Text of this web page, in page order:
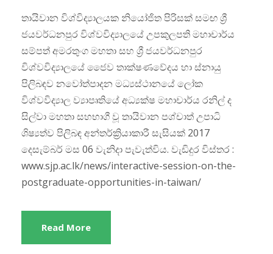
තායිවාන විශ්විද්‍යාලයක නියෝජිත පිරිසක් සමඟ ශ්‍රී
ජයවර්ධනපුර විශ්වවිද්‍යාලයේ උපකුලපති මහාචාර්ය
සම්පත් අමරතුංග මහතා සහ ශ්‍රී ජයවර්ධනපුර
විශ්වවිද්‍යාලයේ ජෛව තාක්ෂණවේදය හා ස්නායු
පිලිබඳව නවෝත්පාදන මධ්‍යස්ථානයේ ලෝක
විශ්වවිද්‍යාල ව්‍යාපෘතියේ අධ්‍යක්ෂ මහාචාර්ය රනිල් ද
සිල්වා මහතා සහභාගී වූ තායිවාන පශ්චාත් උපාධි
ශිෂ්‍යත්ව පිලිබඳ අන්තර්ක්‍රියාකාරී සැසියක් 2017
දෙසැම්බර් මස 06 වැනිදා පැවැත්විය. වැඩිදුර විස්තර :
www.sjp.ac.lk/news/interactive-session-on-the-
postgraduate-opportunities-in-taiwan/
Read More